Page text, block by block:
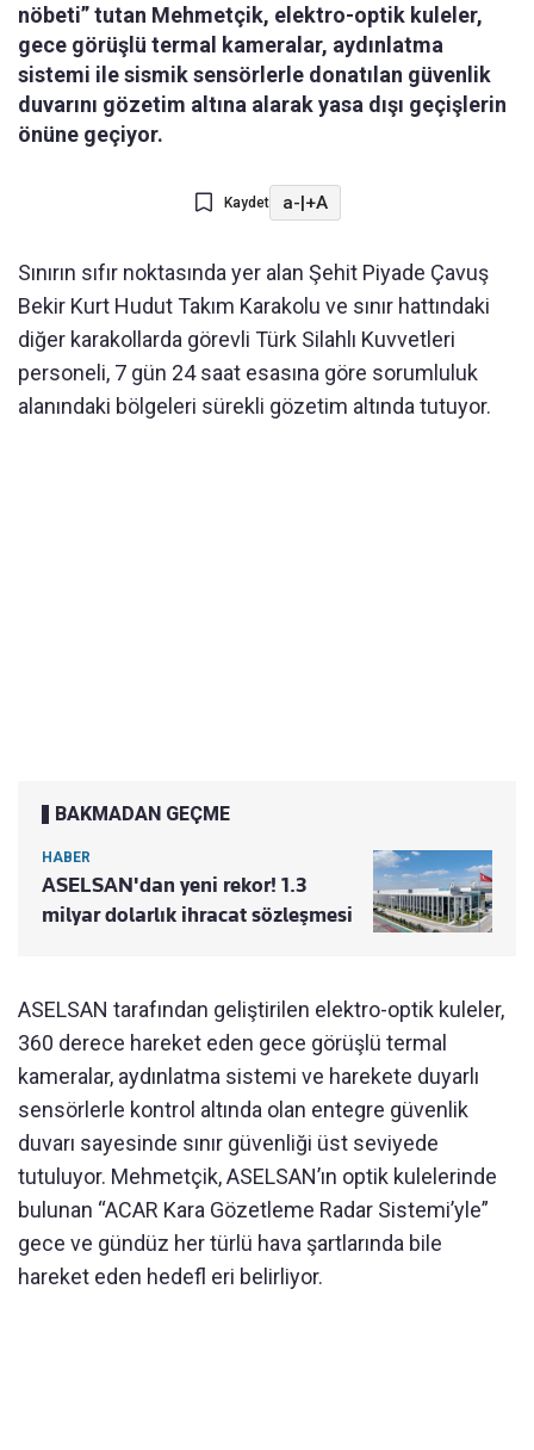
nöbeti” tutan Mehmetçik, elektro-optik kuleler,
gece görüşlü termal kameralar, aydınlatma
sistemi ile sismik sensörlerle donatılan güvenlik
duvarını gözetim altına alarak yasa dışı geçişlerin
önüne geçiyor.
Kaydet a-|+A
Sınırın sıfır noktasında yer alan Şehit Piyade Çavuş
Bekir Kurt Hudut Takım Karakolu ve sınır hattındaki
diğer karakollarda görevli Türk Silahlı Kuvvetleri
personeli, 7 gün 24 saat esasına göre sorumluluk
alanındaki bölgeleri sürekli gözetim altında tutuyor.
BAKMADAN GEÇME
HABER
ASELSAN'dan yeni rekor! 1.3
milyar dolarlık ihracat sözleşmesi
ASELSAN tarafından geliştirilen elektro-optik kuleler,
360 derece hareket eden gece görüşlü termal
kameralar, aydınlatma sistemi ve harekete duyarlı
sensörlerle kontrol altında olan entegre güvenlik
duvarı sayesinde sınır güvenliği üst seviyede
tutuluyor. Mehmetçik, ASELSAN’ın optik kulelerinde
bulunan “ACAR Kara Gözetleme Radar Sistemi’yle”
gece ve gündüz her türlü hava şartlarında bile
hareket eden hedefl eri belirliyor.